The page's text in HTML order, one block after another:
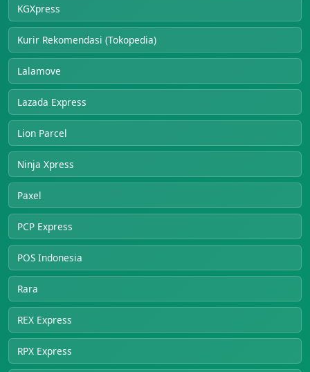
KGXpress
Kurir Rekomendasi (Tokopedia)
Lalamove
Lazada Express
Lion Parcel
Ninja Xpress
Paxel
PCP Express
POS Indonesia
Rara
REX Express
RPX Express